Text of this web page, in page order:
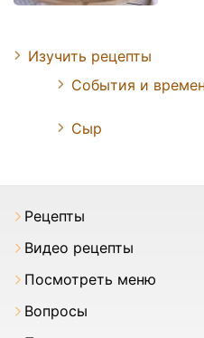
Изучить рецепты
События и
Сыр
Pецепты
Видео рецепты
Посмотреть меню
Вопросы